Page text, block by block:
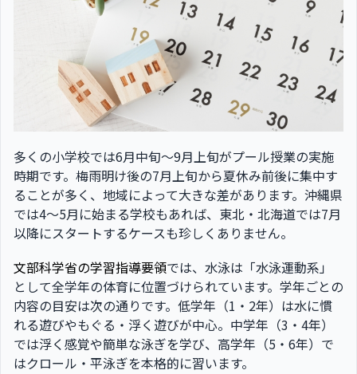
多くの小学校では6月中旬〜9月上旬がプール授業の実施
時期です。梅雨明け後の7月上旬から夏休み前後に集中す
ることが多く、地域によって大きな差があります。沖縄県
では4〜5月に始まる学校もあれば、東北・北海道では7月
以降にスタートするケースも珍しくありません。
文部科学省の学習指導要領では、水泳は「水泳運動系」
として全学年の体育に位置づけられています。学年ごとの
内容の目安は次の通りです。低学年（1・2年）は水に慣
れる遊びやもぐる・浮く遊びが中心。中学年（3・4年）
では浮く感覚や簡単な泳ぎを学び、高学年（5・6年）で
はクロール・平泳ぎを本格的に習います。